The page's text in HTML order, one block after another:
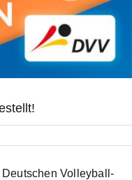
Volleyball-